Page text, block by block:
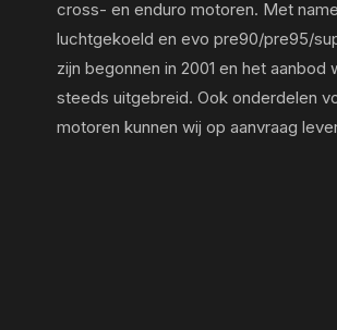
cross- en enduro motoren. Met name
luchtgekoeld en evo pre90/pre95/
zijn begonnen in 2001 en het aanbod
steeds uitgebreid. Ook onderdelen
motoren kunnen wij op aanvraag